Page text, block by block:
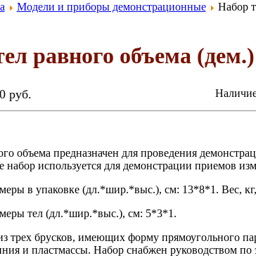
Модели и приборы демонстрационные Набор
равного объема (дем.)
руб.
объема предназначен для проведения
набор используется для демонстрации приемов
в упаковке (дл.*шир.*выс.), см: 13*8*1. Вес,
тел (дл.*шир.*выс.), см: 5*3*1.
трех брусков, имеющих форму прямоугольного
и пластмассы. Набор снабжен руководством по